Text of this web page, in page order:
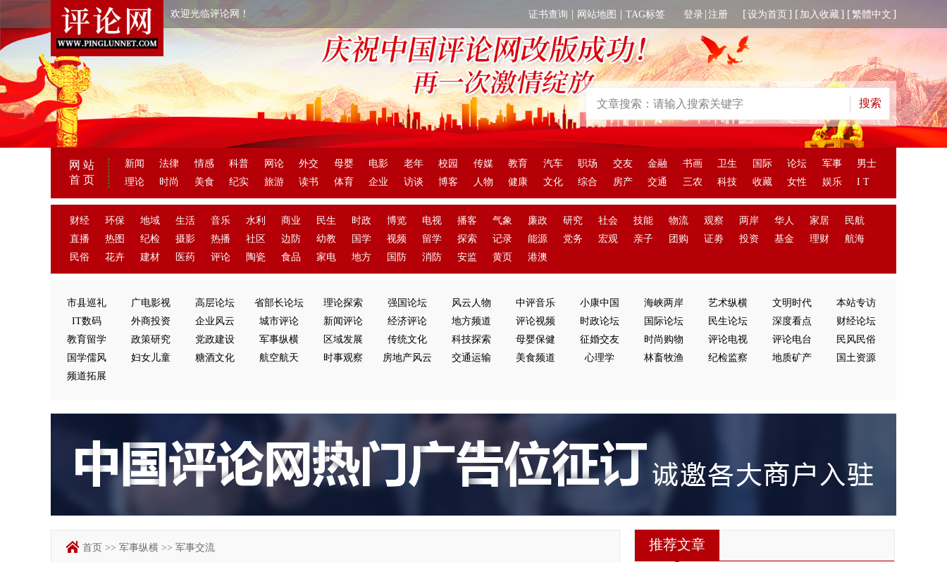
欢迎光临评论网！ 证书查询 | 网站地图 | TAG标签 登录 | 注册 [设为首页 ] [ 加入收藏] [繁體中文 ]
网 站
首 页
新闻 法律 情感 科普 网论 外交 母婴 电影 老年 校园 传媒 教育 汽车 职场 交友 金融 书画 卫生 国际 论坛 军事
男士
理论
时尚 美食 纪实 旅游 读书 体育 企业 访谈 博客 人物 健康 文化 综合 房产 交通 三农 科技 收藏 女性 娱乐 I T
财经 环保 地域 生活 音乐 水利 商业 民生 时政 博览 电视 播客 气象 廉政 研究 社会 技能 物流 观察 两岸 华人 家居
民航
直播
热图 纪检 摄影 热播 社区 边防 幼教 国学 视频 留学 探索 记录 能源 党务 宏观 亲子 团购 证劵 投资 基金 理财
航海
民俗
花卉 建材 医药 评论 陶瓷 食品 家电 地方 国防 消防 安监 黄页 港澳
市县巡礼 广电影视 高层论坛 省部长论坛 理论探索 强国论坛 风云人物 中评音乐 小康中国 海峡两岸 艺术纵横 文明时代
本站专访
IT数码
外商投资 企业风云 城市评论 新闻评论 经济评论 地方频道 评论视频 时政论坛 国际论坛 民生论坛 深度看点
财经论坛
教育留学
政策研究 党政建设 军事纵横 区域发展 传统文化 科技探索 母婴保健 征婚交友 时尚购物 评论电视 评论电台
民风民俗
国学儒风
妇女儿童 糖酒文化 航空航天 时事观察 房地产风云 交通运输 美食频道 心理学 林畜牧渔 纪检监察 地质矿产
国土资源
频道拓展
首页 >> 军事纵横 >> 军事交流 推荐文章